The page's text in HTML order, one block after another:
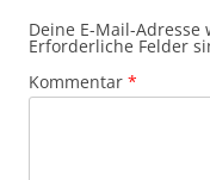
Deine E-Mail-
Erforderliche Felder
Kommentar *